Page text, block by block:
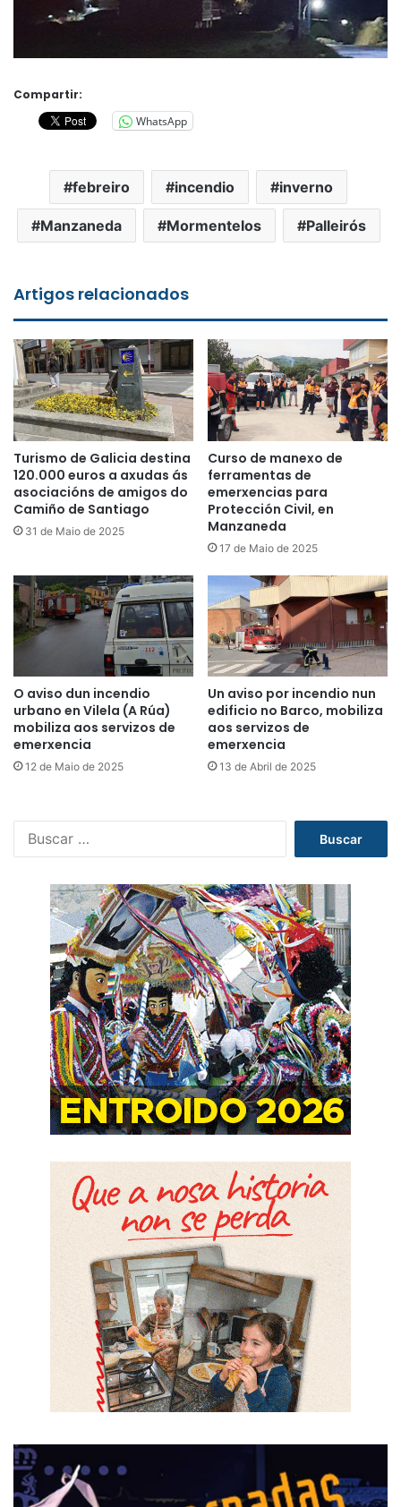
Compartir:
WhatsApp
febreiro incendio inverno
Manzaneda Mormentelos Palleirós
Artigos relacionados
Turismo de Galicia destina
120.000 euros a axudas ás
asociacións de amigos do
Camiño de Santiago
31 de Maio de 2025
Curso de manexo de
ferramentas de
emerxencias para
Protección Civil, en
Manzaneda
17 de Maio de 2025
O aviso dun incendio
urbano en Vilela (A Rúa)
mobiliza aos servizos de
emerxencia
12 de Maio de 2025
Un aviso por incendio nun
edificio no Barco, mobiliza
aos servizos de
emerxencia
13 de Abril de 2025
c
a
r
: